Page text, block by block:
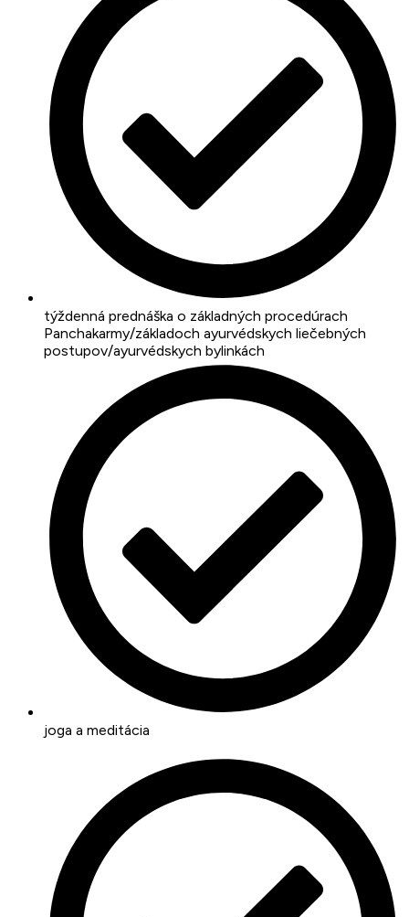
týždenná prednáška o základných procedúrach
Panchakarmy/základoch ayurvédskych liečebných
postupov/ayurvédskych bylinkách
joga a meditácia